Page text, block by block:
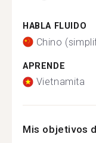
HABLA FLUIDO
Chino
APRENDE
Vietnamita
Mis objetivos